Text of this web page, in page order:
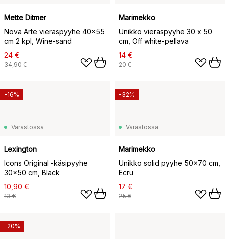
Mette Ditmer
Nova Arte vieraspyyhe 40x55
cm 2 kpl, Wine-sand
24 €
34,90 €
Marimekko
Unikko vieraspyyhe 30 x 50
cm, Off white-pellava
14 €
20 €
Varastossa
Lexington
Icons Original -käsipyyhe
30x50 cm, Black
10,90 €
13 €
-16%
Varastossa
Marimekko
Unikko solid pyyhe 50x70 cm,
Ecru
17 €
25 €
-32%
-20%